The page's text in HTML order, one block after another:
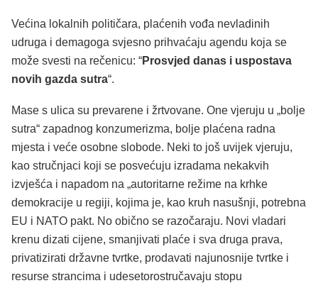
Većina lokalnih političara, plaćenih vođa nevladinih
udruga i demagoga svjesno prihvaćaju agendu koja se
može svesti na rečenicu: “Prosvjed danas i uspostava
novih gazda sutra“.
Mase s ulica su prevarene i žrtvovane. One vjeruju u „bolje
sutra“ zapadnog konzumerizma, bolje plaćena radna
mjesta i veće osobne slobode. Neki to još uvijek vjeruju,
kao stručnjaci koji se posvećuju izradama nekakvih
izvješća i napadom na „autoritarne režime na krhke
demokracije u regiji, kojima je, kao kruh nasušnji, potrebna
EU i NATO pakt. No obično se razočaraju. Novi vladari
krenu dizati cijene, smanjivati plaće i sva druga prava,
privatizirati državne tvrtke, prodavati najunosnije tvrtke i
resurse strancima i udesetorostručavaju stopu